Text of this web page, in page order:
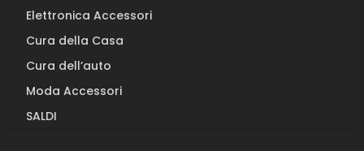
Elettronica Accessori
Cura della Casa
Cura dell’auto
Moda Accessori
SALDI